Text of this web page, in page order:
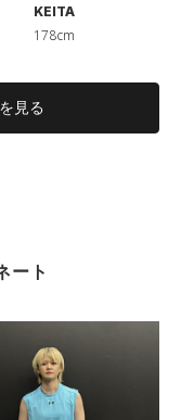
KEITA
178cm
見る
ート